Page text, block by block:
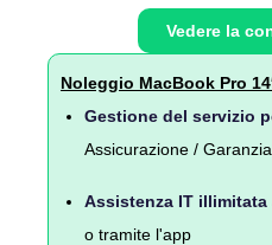
Vedere la
Noleggio MacBook Pro
Gestione del servizio
Assicurazione / Garanzia
Assistenza IT illimitata
o tramite l'app